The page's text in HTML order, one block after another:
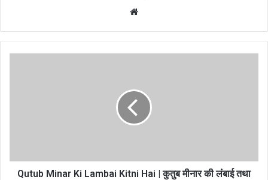
Qutub Minar Ki Lambai Kitni Hai | कुतुब मीनार की लंबाई तथा